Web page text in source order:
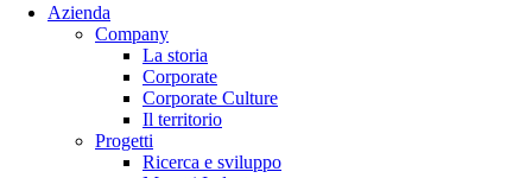
Azienda
Company
La storia
Corporate
Corporate Culture
Il territorio
Progetti
Ricerca e sviluppo